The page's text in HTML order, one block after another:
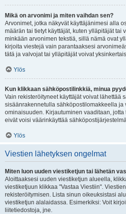
Mikä on arvonimi ja miten vaihdan sen?
Arvonimet, jotka näkyvät käyttäjänimesi alla
määrän tai tietyt käyttäjät, kuten ylläpitäjät tai
minkään arvonimen tekstiä, sillä nämä ovat
kirjoita viestejä vain parantaaksesi
tätä ja valvojat tai ylläpitäjät voivat
Ylös
Kun klikkaan sähköpostilinkkiä, minua
Vain rekisteröityneet käyttäjät voivat lähettää
sisäänrakennetulla sähköpostilomakkeella ja
ominaisuuden. Kirjautuminen vaaditaan, jotta
eivät voisi väärinkäyttää
Ylös
Viestien lähetyksen ongelmat
Miten luon uuden viestiketjun tai lähetän
Aloittaaksesi uuden viestiketjun alueella,
viestiketjuun klikkaa "Vastaa Viestiin".
rekisteröitymisen. Lista sinun oikeuksistasi
viestiketjun alalaidassa. Esimerkiksi: Voit
liitetiedostoja, jne.